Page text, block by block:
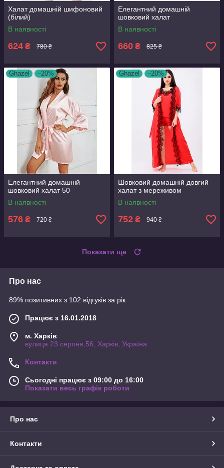
Халат домашній шифоновий
(білий)
В наявності
624 ₴ 780 ₴
Елегантний домашній
шовковий халат
В наявності
660 ₴ 825 ₴
Ghazel –20%
Елегантний домашній
шовковий халат 50
В наявності
576 ₴ 720 ₴
Ghazel –20%
Шовковий домашній довгий
халат з мереживом
В наявності
752 ₴ 940 ₴
Показати ще
Про нас
89% позитивних з 102 відгуків за рік
Працює з 16.01.2018
м. Харків
вулиця 23 серпня,56, Харків, Україна
Контакти
Сьогодні працює з 09:00 до 16:00
Показати весь графік роботи
Про нас
Контакти